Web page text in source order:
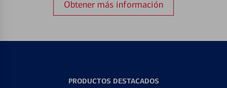
Obtener más información
PRODUCTOS DESTACADOS